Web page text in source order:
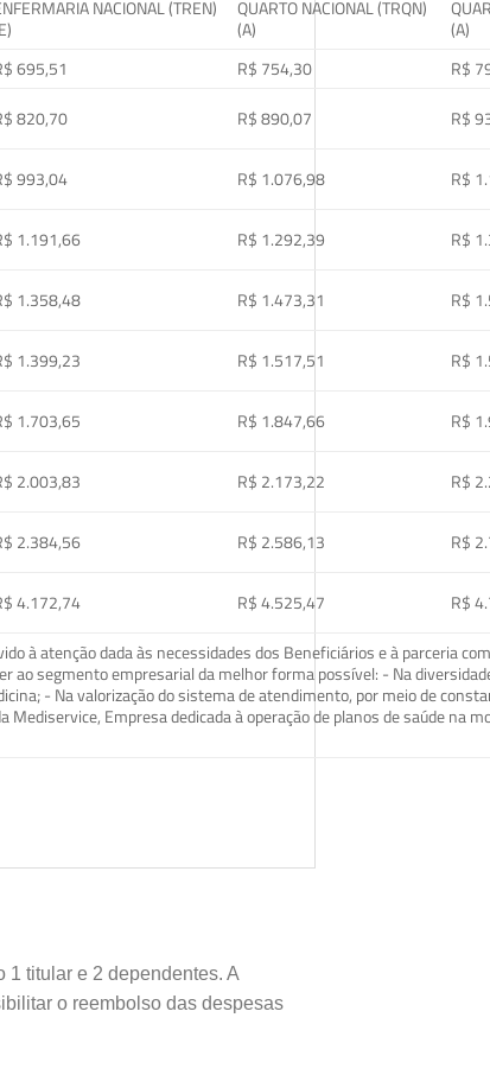
NACIONAL (TREN)
QUARTO NACIONAL (TRQN)
(A)
(A)
695,51 R$ 754,30
R$
820,70 R$ 890,07
R$
993,04 R$ 1.076,98
R$
1.191,66 R$ 1.292,39
R$
1.358,48 R$ 1.473,31
R$
1.399,23 R$ 1.517,51
R$
1.703,65 R$ 1.847,66
R$
2.003,83 R$ 2.173,22
R$
2.384,56 R$ 2.586,13
R$
4.172,74 R$ 4.525,47
R$
à atenção dada às necessidades dos Beneficiários e à parceria
segmento empresarial da melhor forma possível: - Na
- Na valorização do sistema de atendimento, por meio de
Empresa dedicada à operação de planos de saúde na
titular e 2 dependentes. A
o reembolso das despesas